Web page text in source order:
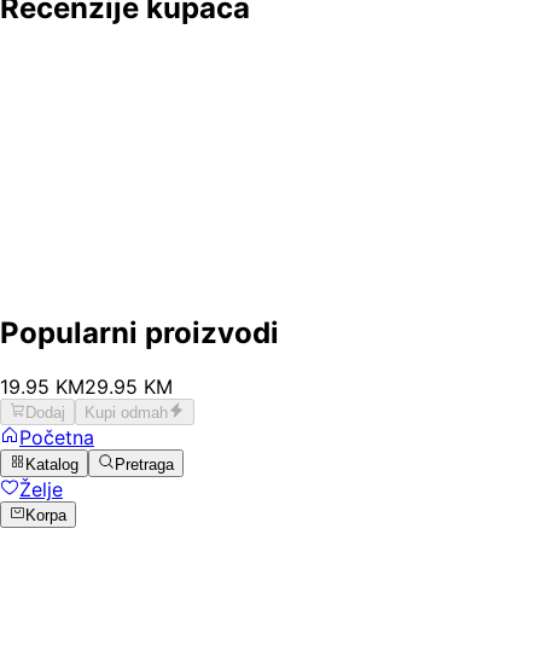
Recenzije kupaca
Popularni proizvodi
19.95 KM29.95 KM
Dodaj Kupi odmah
Početna
Katalog Pretraga
Želje
Korpa